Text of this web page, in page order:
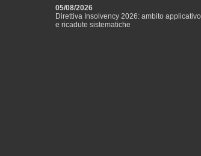
05/08/2026
Direttiva Insolvency 2026: ambito applicativo
e ricadute sistematiche